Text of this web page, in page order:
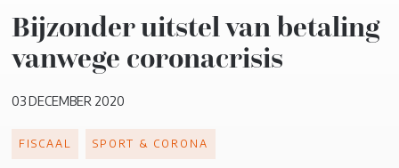
Bijzonder uitstel van betaling
vanwege coronacrisis
FISCAAL SPORT & CORONA
03 DECEMBER 2020